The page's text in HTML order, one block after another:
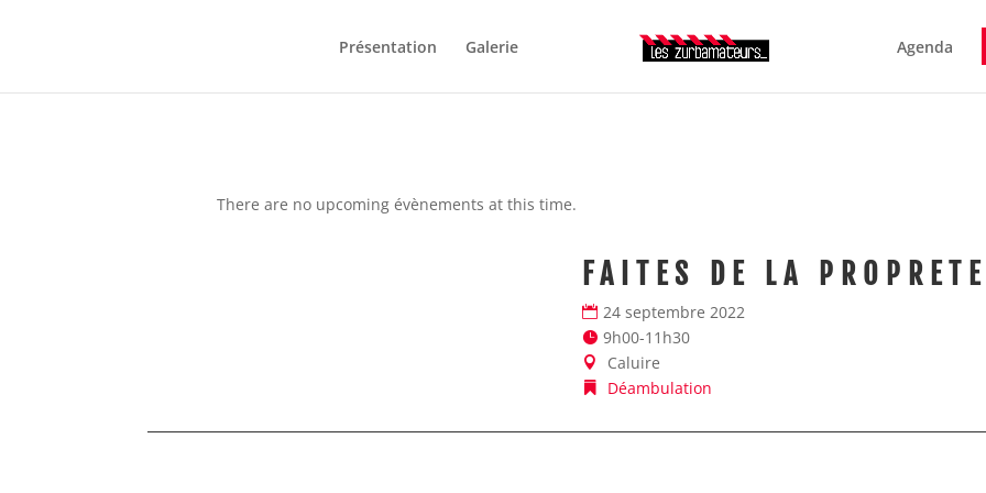
Présentation Galerie Agenda
There are no upcoming évènements at this time.
FAITES DE LA PROPRETÉ
24 septembre 2022
9h00-11h30
Caluire
Déambulation